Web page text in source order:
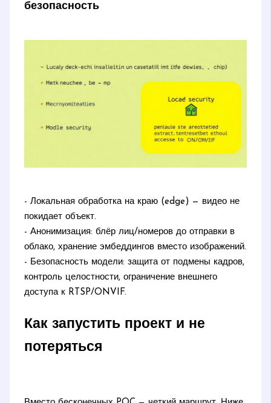
безопасность
- Локальная обработка на краю (edge) — видео не
покидает объект.
- Анонимизация: блёр лиц/номеров до отправки в
облако, хранение эмбеддингов вместо изображений.
- Безопасность модели: защита от подмены кадров,
контроль целостности, ограничение внешнего
доступа к RTSP/ONVIF.
Как запустить проект и не
потеряться